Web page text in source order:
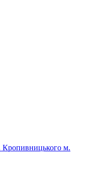
Кропивницького м.